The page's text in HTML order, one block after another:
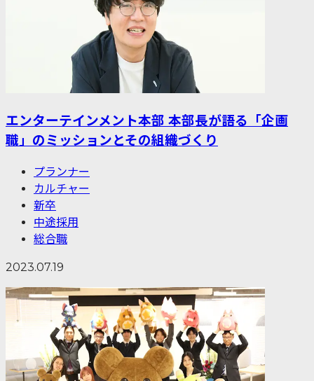
エンターテインメント本部 本部長が語る「企画
職」のミッションとその組織づくり
プランナー
カルチャー
新卒
中途採用
総合職
2023.07.19